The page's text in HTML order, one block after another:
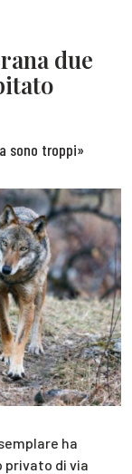
due
sono troppi»
ha
privato di via